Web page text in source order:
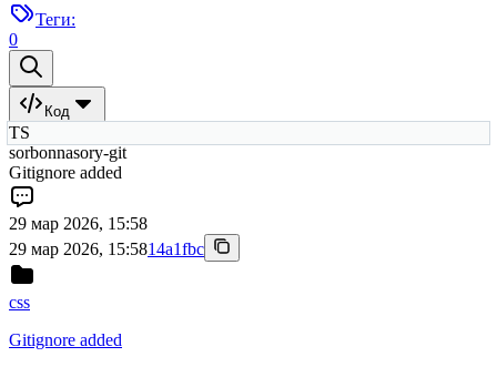
Теги:
0
Код
TS
sorbonnasory-git
Gitignore added
29 мар 2026, 15:58
29 мар 2026, 15:5814a1fbc
css
Gitignore added